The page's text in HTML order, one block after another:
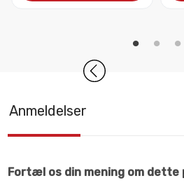
Anmeldelser
Fortæl os din mening om dette